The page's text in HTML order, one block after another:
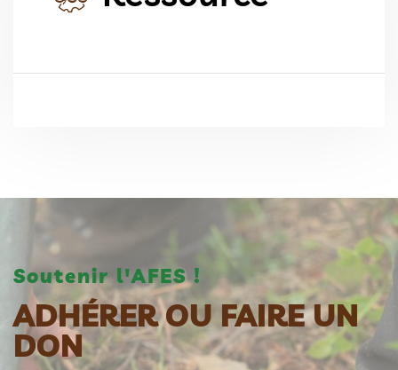
Soutenir l'AFES !
ADHÉRER OU FAIRE UN
DON